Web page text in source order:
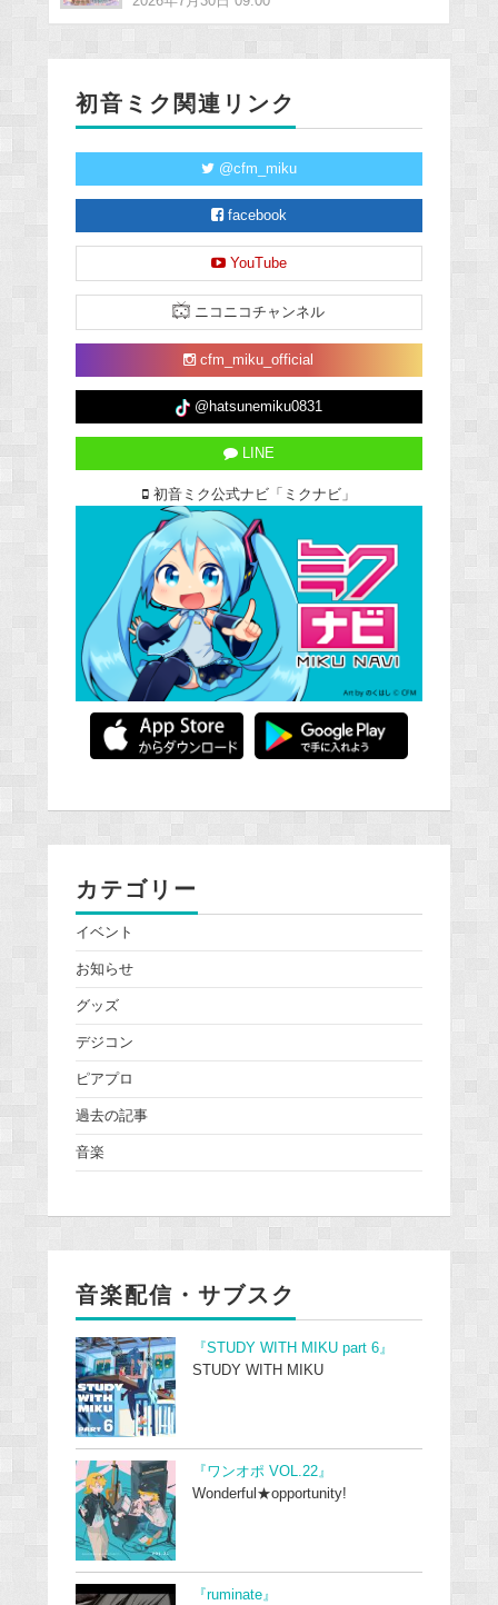
初音ミク関連リンク
@cfm_miku
facebook
YouTube
ニコニコチャンネル
cfm_miku_official
@hatsunemiku0831
LINE
初音ミク公式ナビ「ミクナビ」
カテゴリー
イベント
お知らせ
グッズ
デジコン
ピアプロ
過去の記事
音楽
音楽配信・サブスク
『STUDY WITH MIKU part 6』
STUDY WITH MIKU
『ワンオポ VOL.22』
Wonderful★opportunity!
『ruminate』